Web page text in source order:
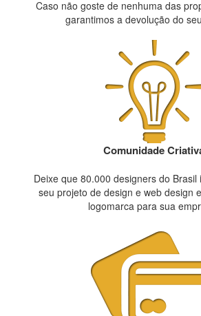
Caso não goste de nenhuma das
garantimos a devolução do
Comunidade
Deixe que 80.000 designers do Brasil
seu projeto de design e web design
logomarca para sua